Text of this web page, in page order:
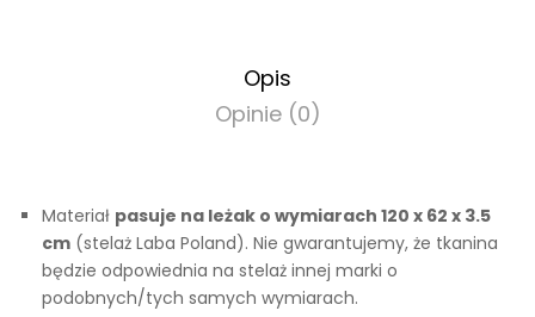
Opis
Opinie (0)
Materiał pasuje na leżak o wymiarach 120 x 62 x 3.5
cm (stelaż Laba Poland). Nie gwarantujemy, że tkanina
będzie odpowiednia na stelaż innej marki o
podobnych/tych samych wymiarach.